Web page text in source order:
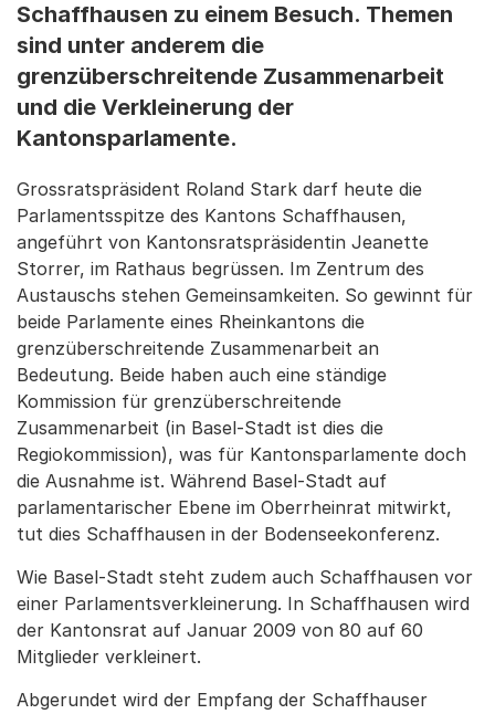
Schaffhausen zu einem Besuch. Themen
sind unter anderem die
grenzüberschreitende Zusammenarbeit
und die Verkleinerung der
Kantonsparlamente.
Grossratspräsident Roland Stark darf heute die
Parlamentsspitze des Kantons Schaffhausen,
angeführt von Kantonsratspräsidentin Jeanette
Storrer, im Rathaus begrüssen. Im Zentrum des
Austauschs stehen Gemeinsamkeiten. So gewinnt für
beide Parlamente eines Rheinkantons die
grenzüberschreitende Zusammenarbeit an
Bedeutung. Beide haben auch eine ständige
Kommission für grenzüberschreitende
Zusammenarbeit (in Basel-Stadt ist dies die
Regiokommission), was für Kantonsparlamente doch
die Ausnahme ist. Während Basel-Stadt auf
parlamentarischer Ebene im Oberrheinrat mitwirkt,
tut dies Schaffhausen in der Bodenseekonferenz.
Wie Basel-Stadt steht zudem auch Schaffhausen vor
einer Parlamentsverkleinerung. In Schaffhausen wird
der Kantonsrat auf Januar 2009 von 80 auf 60
Mitglieder verkleinert.
Abgerundet wird der Empfang der Schaffhauser